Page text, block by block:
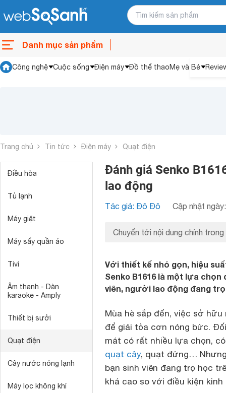
Danh mục sản phẩm
Công nghệ Cuộc sống Điện máy Đồ thể thaoMẹ và Bé
Trang chủ Tin tức Điện máy Quạt điện
Điều hòa
Tủ lạnh
Máy giặt
Máy sấy quần áo
Tivi
Âm thanh - Dàn
karaoke - Amply
Thiết bị sưởi
Quạt điện
Cây nước nóng lạnh
Máy lọc không khí
Đánh giá Senko
lao động
Tác giả: Đô Đô Cập nhật
Chuyển tới nội dung chính trong
Với thiết kế nhỏ gọn, hiệu
Senko B1616 là một lựa
viên, người lao động đang
Mùa hè sắp đến, việc sở
để giải tỏa cơn nóng bức.
mát có rất nhiều lựa chọn,
quạt cây, quạt đứng…
bạn sinh viên đang trọ học
khá cao so với điều kiện kinh